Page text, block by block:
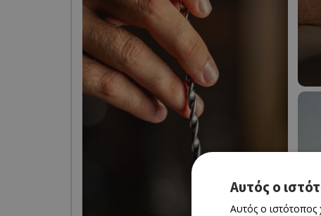
Αυτός ο
Αυτός ο ιστότοπος